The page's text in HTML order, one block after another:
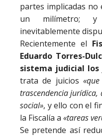
partes implicadas no
un milímetro;
inevitablemente
Recientemente el
Eduardo Torres-
sistema judicial
trata de juicios
trascendencia jurídica,
social», y ello con el
la Fiscalía a «tareas
Se pretende así